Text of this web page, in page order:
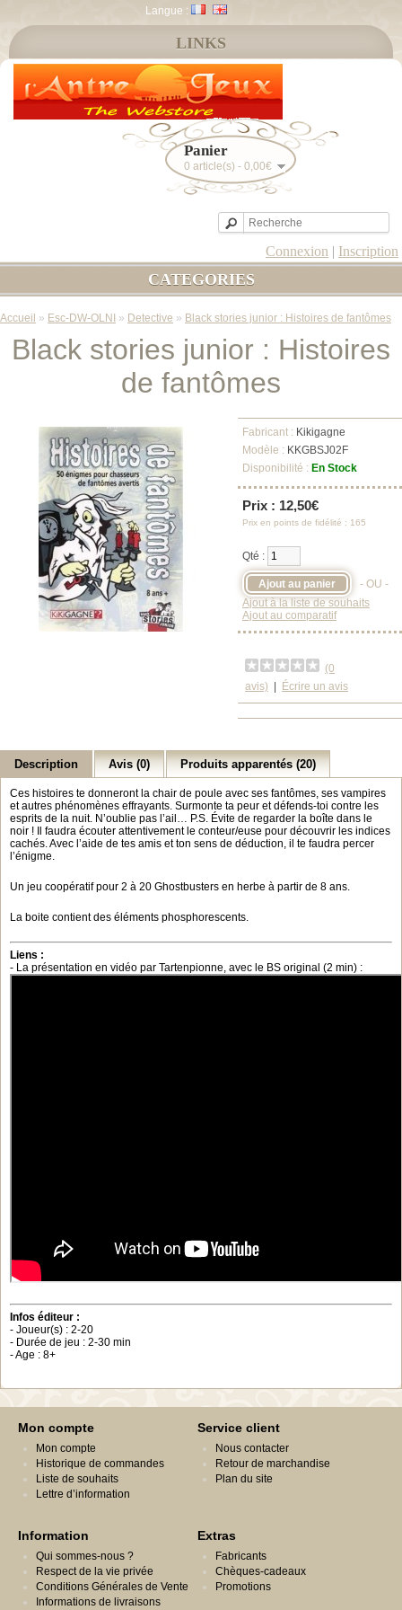
Langue :
Panier
0 article(s) - 0,00€
Connexion | Inscription
LINKS
CATEGORIES
Accueil » Esc-DW-OLNI » Detective » Black stories junior : Histoires de fantômes
Black stories junior : Histoires
de fantômes
Fabricant : Kikigagne
Modèle : KKGBSJ02F
Disponibilité : En Stock
Prix : 12,50€
Prix en points de fidélité : 165
Qté :
- OU -
Ajout à la liste de souhaits
Ajout au comparatif
(0
avis)
Écrire un avis
Description Avis (0) Produits apparentés (20)
Ces histoires te donneront la chair de poule avec ses fantômes, ses vampires
et autres phénomènes effrayants. Surmonte ta peur et défends-toi contre les
esprits de la nuit. N’oublie pas l’ail… P.S. Évite de regarder la boîte dans le
noir ! Il faudra écouter attentivement le conteur/euse pour découvrir les indices
cachés. Avec l’aide de tes amis et ton sens de déduction, il te faudra percer
l’énigme.
Un jeu coopératif pour 2 à 20 Ghostbusters en herbe à partir de 8 ans.
La boite contient des éléments phosphorescents.
Liens :
- La présentation en vidéo par Tartenpionne, avec le BS original (2 min) :
Infos éditeur :
- Joueur(s) : 2-20
- Durée de jeu : 2-30 min
- Age : 8+
Mon compte
Mon compte
Historique de commandes
Liste de souhaits
Lettre d’information
Service client
Nous contacter
Retour de marchandise
Plan du site
Information
Qui sommes-nous ?
Respect de la vie privée
Conditions Générales de Vente
Informations de livraisons
Extras
Fabricants
Chèques-cadeaux
Promotions